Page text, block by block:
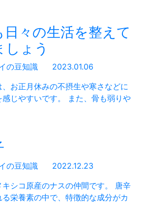
日々の生活を整えて
しょう
の豆知識
2023.01.06
、お正月休みの不摂生や寒さなどに
感じやすいです。 また、骨も弱りや
の豆知識
2022.12.23
キシコ原産のナスの仲間です。 唐辛
栄養素の中で、特徴的な成分がカ